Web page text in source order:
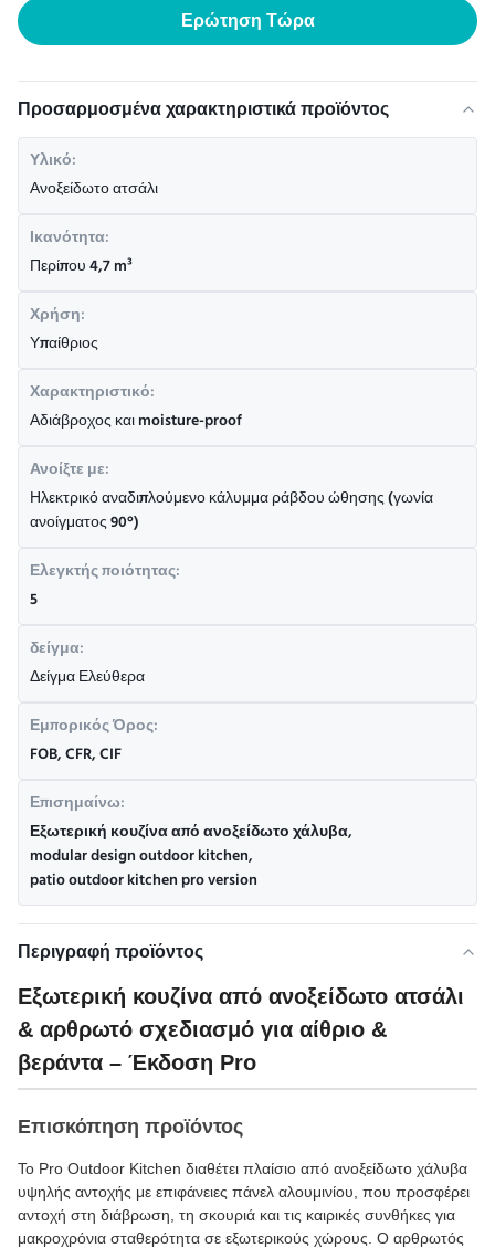
Ερώτηση Τώρα
Προσαρμοσμένα χαρακτηριστικά προϊόντος
Υλικό:
Ανοξείδωτο ατσάλι
Ικανότητα:
Περίπου 4,7 m³
Χρήση:
Υπαίθριος
Χαρακτηριστικό:
Αδιάβροχος και moisture-proof
Ανοίξτε με:
Ηλεκτρικό αναδιπλούμενο κάλυμμα ράβδου ώθησης (γωνία
ανοίγματος 90°)
Ελεγκτής ποιότητας:
5
δείγμα:
Δείγμα Ελεύθερα
Εμπορικός Όρος:
FOB, CFR, CIF
Επισημαίνω:
Εξωτερική κουζίνα από ανοξείδωτο χάλυβα,
modular design outdoor kitchen,
patio outdoor kitchen pro version
Περιγραφή προϊόντος
Εξωτερική κουζίνα από ανοξείδωτο ατσάλι
& αρθρωτό σχεδιασμό για αίθριο &
βεράντα – Έκδοση Pro
Επισκόπηση προϊόντος
Το Pro Outdoor Kitchen διαθέτει πλαίσιο από ανοξείδωτο χάλυβα
υψηλής αντοχής με επιφάνειες πάνελ αλουμινίου, που προσφέρει
αντοχή στη διάβρωση, τη σκουριά και τις καιρικές συνθήκες για
μακροχρόνια σταθερότητα σε εξωτερικούς χώρους. Ο αρθρωτός